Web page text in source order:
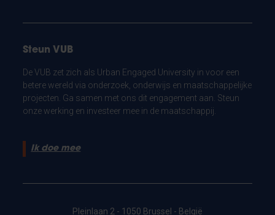
Steun VUB
De VUB zet zich als Urban Engaged University in voor een
betere wereld via onderzoek, onderwijs en maatschappelijke
projecten. Ga samen met ons dit engagement aan. Steun
onze werking en investeer mee in de maatschappij.
Ik doe mee
Pleinlaan 2 - 1050 Brussel - België